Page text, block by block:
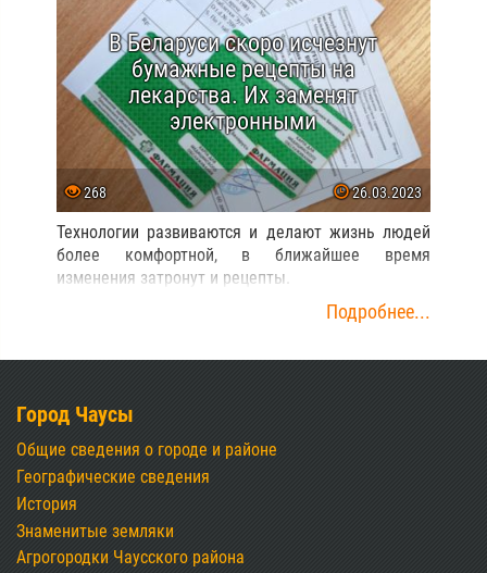
В Беларуси скоро исчезнут
бумажные рецепты на
лекарства. Их заменят
электронными
268 26.03.2023
Технологии развиваются и делают жизнь людей
более комфортной, в ближайшее время
изменения затронут и рецепты.
Подробнее...
Город Чаусы
Общие сведения о городе и районе
Географические сведения
История
Знаменитые земляки
Агрогородки Чаусского района